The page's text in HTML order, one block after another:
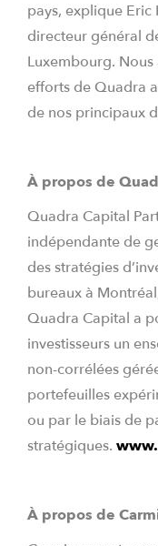
pays, explique
directeur général
Luxembourg.
efforts de Quadra
de nos principaux
À propos de
Quadra Capital
indépendante de
des stratégies
bureaux à
Quadra Capital a
investisseurs un
non-corrélées
portefeuilles
ou par le biais de
stratégiques.
À propos de